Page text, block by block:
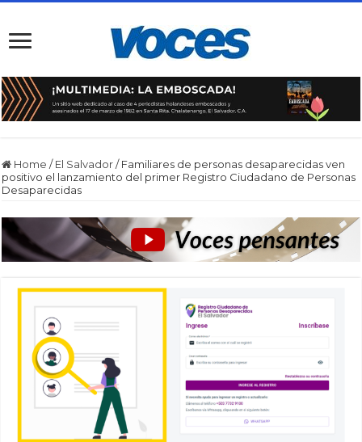
Home / El Salvador / Familiares de personas desaparecidas ven
positivo el lanzamiento del primer Registro Ciudadano de Personas
Desaparecidas